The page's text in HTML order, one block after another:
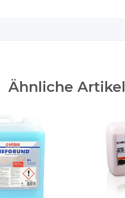
Ähnliche Artikel